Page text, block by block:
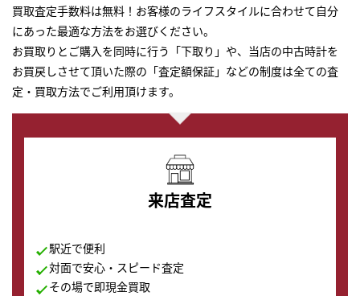
買取査定手数料は無料！お客様のライフスタイルに合わせて自分
にあった最適な方法をお選びください。
お買取りとご購入を同時に行う「下取り」や、当店の中古時計を
お買戻しさせて頂いた際の「査定額保証」などの制度は全ての査
定・買取方法でご利用頂けます。
来店査定
駅近で便利
対面で安心・スピード査定
その場で即現金買取